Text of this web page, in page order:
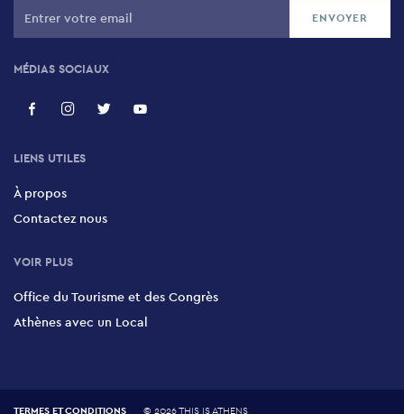
MÉDIAS SOCIAUX
LIENS UTILES
À propos
Contactez nous
VOIR PLUS
Office du Tourisme et des Congrès
Athènes avec un Local
TERMES ET CONDITIONS © 2026 THIS IS ATHENS